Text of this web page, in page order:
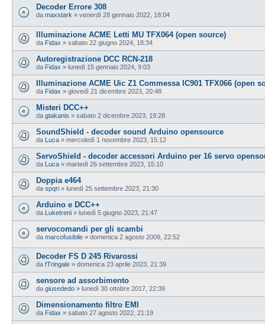
Decoder Errore 308
da maxstark » venerdì 28 gennaio 2022, 18:04
Illuminazione ACME Letti MU TFX064 (open source)
da Fidax » sabato 22 giugno 2024, 18:34
Autoregistrazione DCC RCN-218
da Fidax » lunedì 15 gennaio 2024, 9:03
Illuminazione ACME Uic Z1 Commessa IC901 TFX066 (open
da Fidax » giovedì 21 dicembre 2023, 20:48
Misteri DCC++
da gtakanis » sabato 2 dicembre 2023, 19:28
SoundShield - decoder sound Arduino opensource
da Luca » mercoledì 1 novembre 2023, 15:12
ServoShield - decoder accessori Arduino per 16 servo
da Luca » martedì 26 settembre 2023, 15:10
Doppia e464
da spqri » lunedì 25 settembre 2023, 21:30
Arduino e DCC++
da Luketreni » lunedì 5 giugno 2023, 21:47
servocomandi per gli scambi
da marcofusibile » domenica 2 agosto 2009, 22:52
Decoder FS D 245 Rivarossi
da fTringale » domenica 23 aprile 2023, 21:39
sensore ad assorbimento
da giusededo » lunedì 30 ottobre 2017, 22:39
Dimensionamento filtro EMI
da Fidax » sabato 27 agosto 2022, 21:19